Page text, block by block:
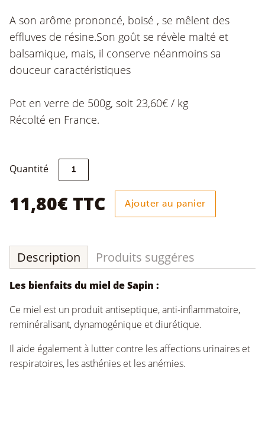
A son arôme prononcé, boisé , se mêlent des
effluves de résine.Son goût se révèle malté et
balsamique, mais, il conserve néanmoins sa
douceur caractéristiques
Pot en verre de 500g, soit 23,60€ / kg
Récolté en France.
Quantité quantité
Miel
de
Sapin
11,80€ TTC Ajouter au panier
Description Produits suggéres
Les bienfaits du miel de Sapin :
Ce miel est un produit antiseptique, anti-inflammatoire,
reminéralisant, dynamogénique et diurétique.
Il aide également à lutter contre les affections urinaires et
respiratoires, les asthénies et les anémies.